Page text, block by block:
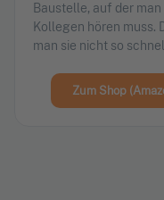
Baustelle, auf der
Kollegen hören muss.
man sie nicht so
Zum Shop